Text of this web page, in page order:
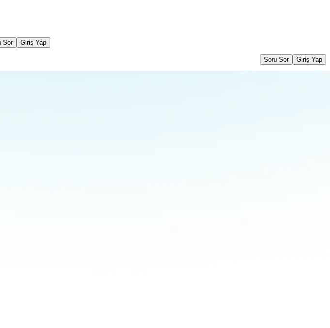
Sor Giriş Yap
Soru Sor Giriş Yap